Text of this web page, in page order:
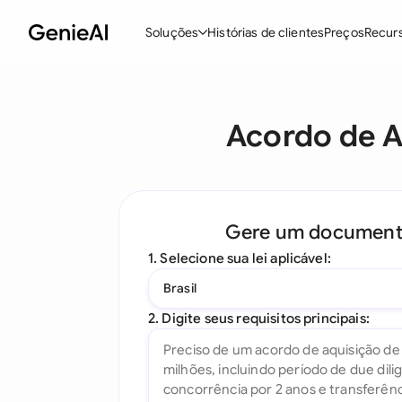
Soluções
Criar Contratos
Pergunte ao seu Documento
Todos os recursos
Histórias de clientesPreços
Acordo de
Gere um
1. Selecione sua lei aplicável:
Brasil
2. Digite seus requisitos principais: